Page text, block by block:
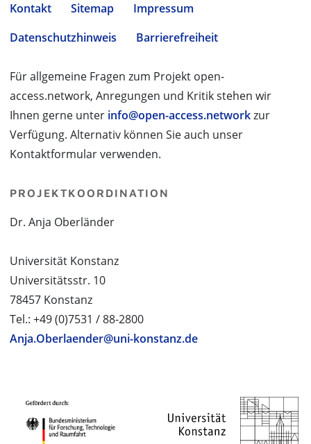
Kontakt Sitemap
Impressum
Datenschutzhinweis
Barrierefreiheit
Für allgemeine Fragen zum Projekt open-
access.network, Anregungen und Kritik stehen wir
Ihnen gerne unter info@open-access.networkzur
Verfügung. Alternativ können Sie auch unser
Kontaktformular verwenden.
PROJEKTKOORDINATION
Dr. Anja Oberländer
Universität Konstanz
Universitätsstr. 10
78457 Konstanz
Tel.: +49 (0)7531 / 88-2800
Anja.Oberlaender@uni-konstanz.de